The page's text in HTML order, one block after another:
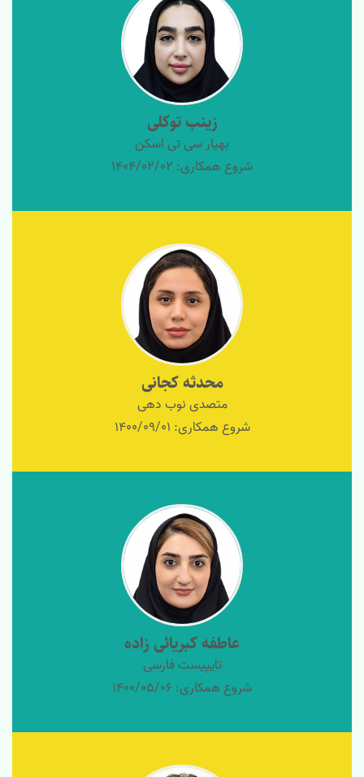
زینب توکلی
بهیار سی تی اسکن
شروع همکاری: 1404/02/02
محدثه کجانی
متصدی نوب دهی
شروع همکاری: 1400/09/01
عاطفه کبریائی زاده
تایپیست فارسی
شروع همکاری: 1400/05/06